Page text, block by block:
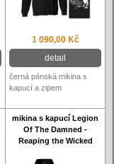
1 090,00 Kč
detail
černá pánská mikina s
kapucí a zipem
mikina s kapucí Legion
Of The Damned -
Reaping the Wicked